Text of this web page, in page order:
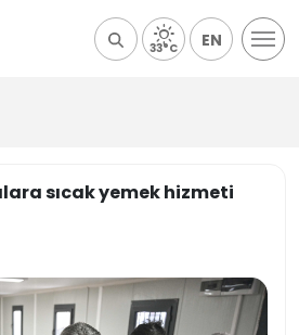
33°C EN
sıcak yemek hizmeti